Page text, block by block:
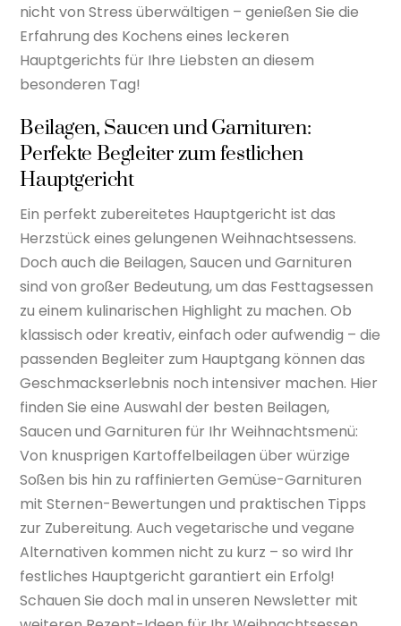
nicht von Stress überwältigen – genießen Sie die
Erfahrung des Kochens eines leckeren
Hauptgerichts für Ihre Liebsten an diesem
besonderen Tag!
Beilagen, Saucen und Garnituren:
Perfekte Begleiter zum festlichen
Hauptgericht
Ein perfekt zubereitetes Hauptgericht ist das
Herzstück eines gelungenen Weihnachtsessens.
Doch auch die Beilagen, Saucen und Garnituren
sind von großer Bedeutung, um das Festtagsessen
zu einem kulinarischen Highlight zu machen. Ob
klassisch oder kreativ, einfach oder aufwendig – die
passenden Begleiter zum Hauptgang können das
Geschmackserlebnis noch intensiver machen. Hier
finden Sie eine Auswahl der besten Beilagen,
Saucen und Garnituren für Ihr Weihnachtsmenü:
Von knusprigen Kartoffelbeilagen über würzige
Soßen bis hin zu raffinierten Gemüse-Garnituren
mit Sternen-Bewertungen und praktischen Tipps
zur Zubereitung. Auch vegetarische und vegane
Alternativen kommen nicht zu kurz – so wird Ihr
festliches Hauptgericht garantiert ein Erfolg!
Schauen Sie doch mal in unseren Newsletter mit